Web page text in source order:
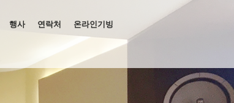
행사 연락처 온라인기빙